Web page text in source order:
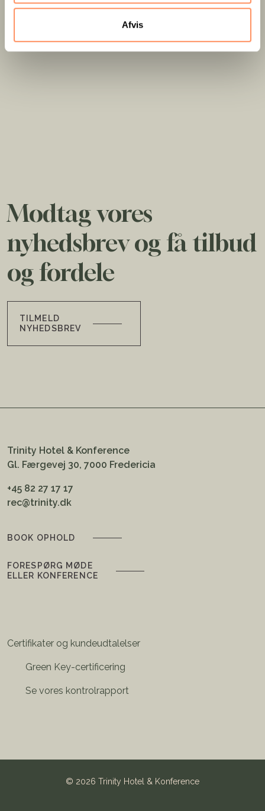
Afvis
Modtag vores
nyhedsbrev og få tilbud
og fordele
TILMELD
NYHEDSBREV
Trinity Hotel & Konference
Gl. Færgevej 30, 7000 Fredericia
+45 82 27 17 17
rec@trinity.dk
BOOK OPHOLD
FORESPØRG MØDE
ELLER KONFERENCE
Certifikater og kundeudtalelser
Green Key-certificering
Se vores kontrolrapport
© 2026 Trinity Hotel & Konference